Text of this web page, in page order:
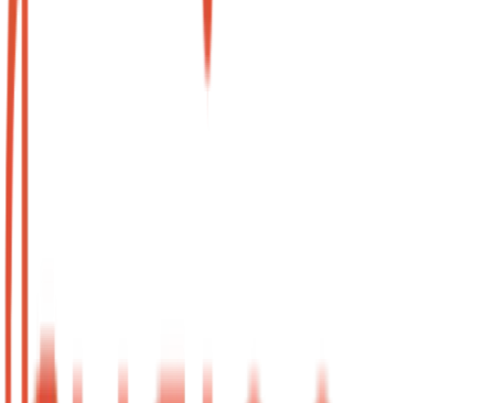
Estrutura completa inclusa
Ideal para recém-formados
Agendar 1ª Hora
Mais Vendido
R$ 450
R$ 320